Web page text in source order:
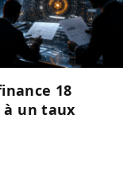
18
à un taux